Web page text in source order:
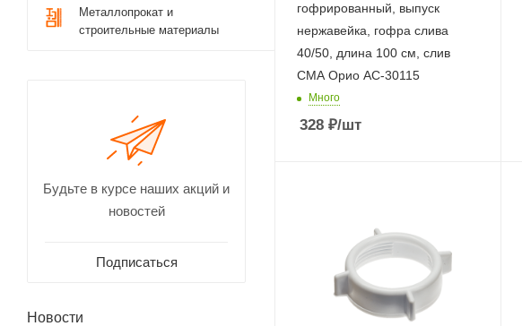
гофрированный, выпуск
нержавейка, гофра слива
40/50, длина 100 см, слив
СМА Орио АС-30115
Много
328 ₽/шт
Металлопрокат и
строительные материалы
Будьте в курсе наших акций и
новостей
Подписаться
Новости